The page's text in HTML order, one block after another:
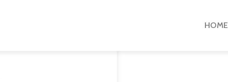
HOME